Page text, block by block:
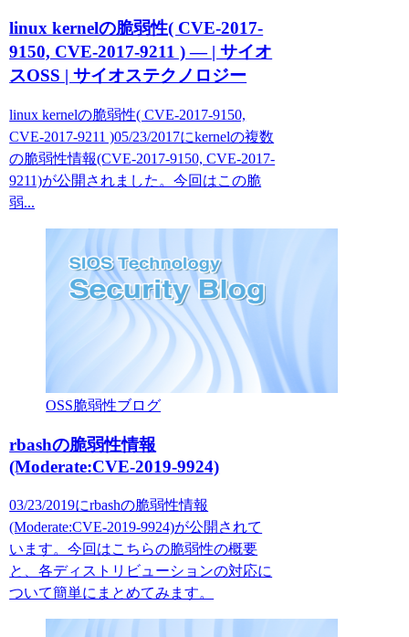
linux kernelの脆弱性( CVE-2017-
9150, CVE-2017-9211 ) — | サイオ
スOSS | サイオステクノロジー
linux kernelの脆弱性( CVE-2017-9150,
CVE-2017-9211 )05/23/2017にkernelの複数
の脆弱性情報(CVE-2017-9150, CVE-2017-
9211)が公開されました。今回はこの脆
弱...
OSS脆弱性ブログ
rbashの脆弱性情報
(Moderate:CVE-2019-9924)
03/23/2019にrbashの脆弱性情報
(Moderate:CVE-2019-9924)が公開されて
います。今回はこちらの脆弱性の概要
と、各ディストリビューションの対応に
ついて簡単にまとめてみます。